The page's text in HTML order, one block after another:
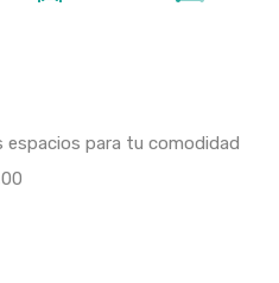
espacios para tu comodidad